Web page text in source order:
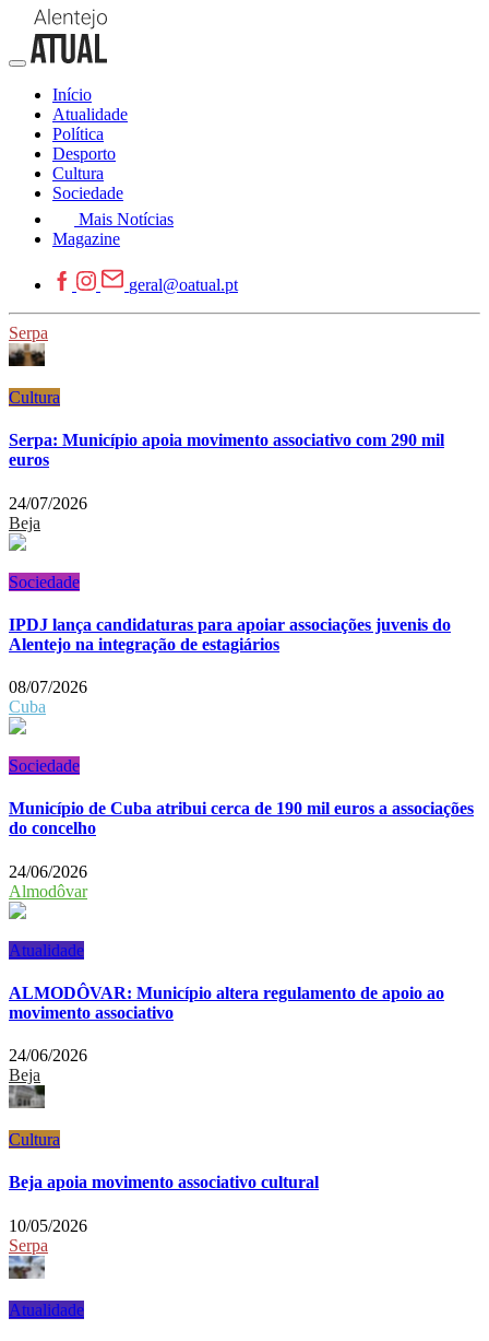
Início
Atualidade
Política
Desporto
Cultura
Sociedade
Mais Notícias
Magazine
geral@oatual.pt
Serpa
Cultura
Serpa: Município apoia movimento associativo com 290 mil
euros
24/07/2026
Beja
Sociedade
IPDJ lança candidaturas para apoiar associações juvenis do
Alentejo na integração de estagiários
08/07/2026
Cuba
Sociedade
Município de Cuba atribui cerca de 190 mil euros a associações
do concelho
24/06/2026
Almodôvar
Atualidade
ALMODÔVAR: Município altera regulamento de apoio ao
movimento associativo
24/06/2026
Beja
Cultura
Beja apoia movimento associativo cultural
10/05/2026
Serpa
Atualidade